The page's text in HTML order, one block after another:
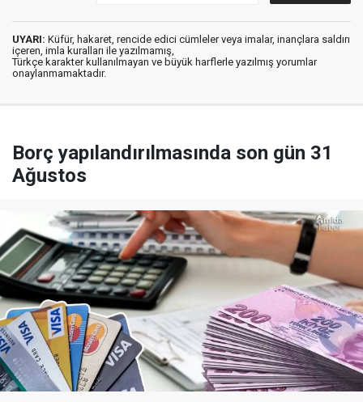
UYARI: Küfür, hakaret, rencide edici cümleler veya imalar, inançlara saldırı
içeren, imla kuralları ile yazılmamış,
Türkçe karakter kullanılmayan ve büyük harflerle yazılmış yorumlar
onaylanmamaktadır.
Borç yapılandırılmasında son gün 31
Ağustos